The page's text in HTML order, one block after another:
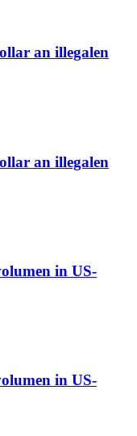
an illegalen
an illegalen
in US-
in US-